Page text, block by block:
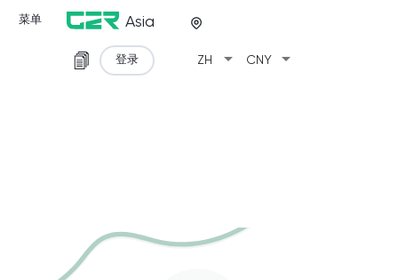
菜单 Asia
ZH arrow_drop_down CNY arrow_drop_down
登录